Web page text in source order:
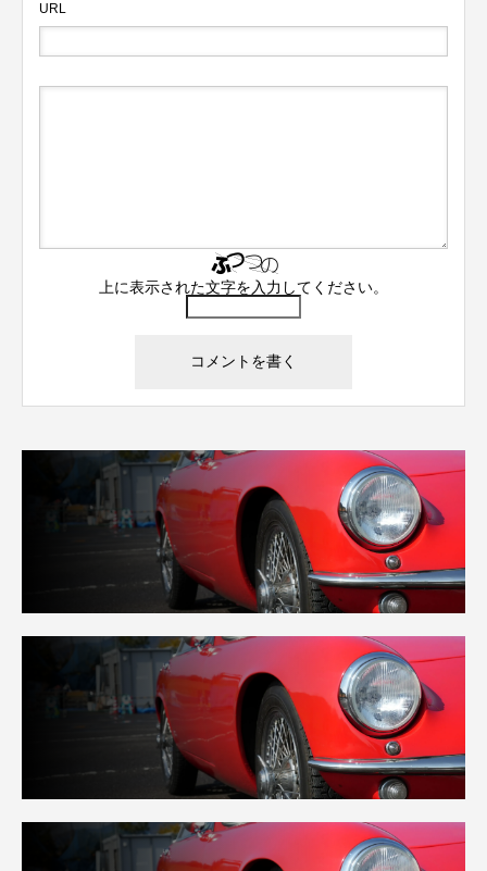
URL
上に表示された文字を入力してください。